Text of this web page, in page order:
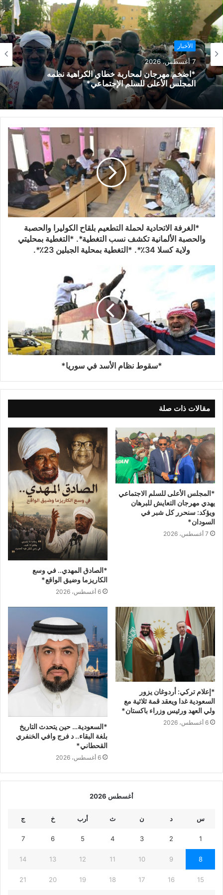
الأخبار
7 أغسطس، 2026
*اضخم مهرجان لمحاربة خطاي الكراهية نظمه
المجلس الأعلى للسلم الإجتماعي*
*الغرفة الاتحادية لحملة التطعيم بلقاح الكوليرا والحصبة
والحصبة الألمانية تكشف نسب التغطية*. *التغطية بمحليتي
ولاية كسلا 34٪*. *التغطية بمحلية الجبلين 23٪*.
*سقوط نظام الأسد في سوريا*
مقالات ذات صلة
*المجلس الأعلى للسلم الاجتماعي
يهدي مهرجان التعايش للبرهان
ويؤكد: سنحرر كل شبر في
السودان*
7 أغسطس، 2026
*الصادق المهدي.. في وسع
الكاريزما وضيق الواقع*
6 أغسطس، 2026
*إعلام تركي: أردوغان يزور
السعودية غدا ويعقد قمة ثلاثية مع
ولي العهد ورئيس وزراء باكستان*
6 أغسطس، 2026
*‏السعودية… حين يتحدث التاريخ
بلغة البقاء.. ‏د فرج وافي الخنفري
القحطاني*
6 أغسطس، 2026
أغسطس 2026
س د ن ث أرب خ ج
1
2
3
4
5
6
7
8
9
10
11
12
13
14
15
16
17
18
19
20
21